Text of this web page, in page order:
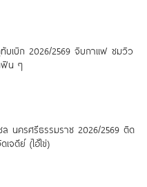
บเบิก 2026/2569 จิบกาแฟ ชมวิว
ฟิน ๆ
นครศรีธรรมราช 2026/2569 ติด
เจดีย์ (ไอ้ไข่)